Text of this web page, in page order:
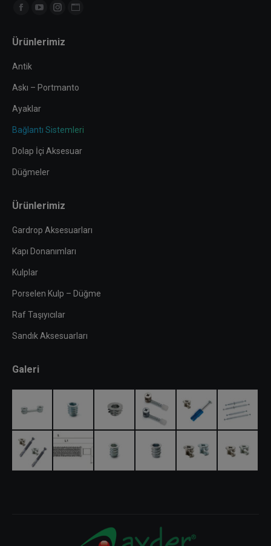
Find us on:
Facebook
opens
in
window
YouTube
opens
window
Instagram
opens
window
Website
window
Ürünlerimiz
Antik
Askı – Portmanto
Ayaklar
Bağlantı Sistemleri
Dolap İçi Aksesuar
Düğmeler
Ürünlerimiz
Gardrop Aksesuarları
Kapı Donanımları
Kulplar
Porselen Kulp – Düğme
Raf Taşıyıcılar
Sandık Aksesuarları
Galeri